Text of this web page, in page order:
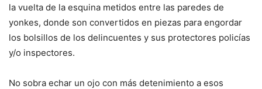
la vuelta de la esquina metidos entre las paredes de
yonkes, donde son convertidos en piezas para engordar
los bolsillos de los delincuentes y sus protectores policías
y/o inspectores.
No sobra echar un ojo con más detenimiento a esos